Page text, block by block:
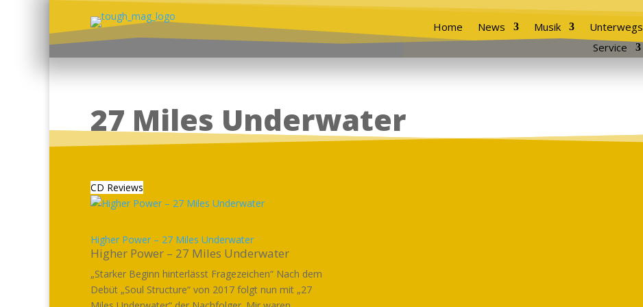
Home News Musik Unterwegs
Service
27 Miles Underwater
CD Reviews
Higher Power – 27 Miles Underwater
Higher Power – 27 Miles Underwater
„Starker Beginn hinterlässt Fragezeichen“ Nach dem
Debüt „Soul Structure“ von 2017 folgt nun mit „27